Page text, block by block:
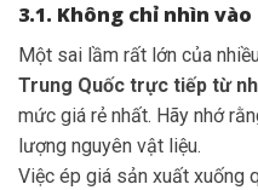
3.1. Không chỉ nhìn vào
Một sai lầm rất lớn của
Trung Quốc trực tiếp từ
mức giá rẻ nhất. Hãy nhớ
lượng nguyên vật liệu.
Việc ép giá sản xuất xuống